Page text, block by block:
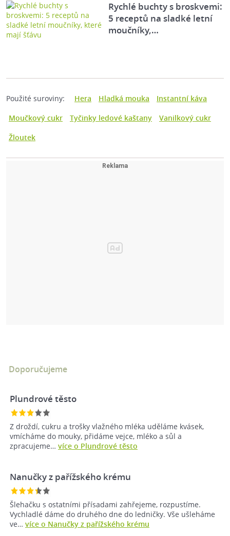
Rychlé buchty s broskvemi:
5 receptů na sladké letní
moučníky,…
Použité suroviny: Hera Hladká mouka
Instantní káva
Moučkový cukr
Tyčinky ledové kaštany
Vanilkový cukr
Žloutek
Doporučujeme
Plundrové těsto
Z droždí, cukru a trošky vlažného mléka uděláme kvásek,
vmícháme do mouky, přidáme vejce, mléko a sůl a
zpracujeme… více o Plundrové těsto
Nanučky z pařížského krému
Šlehačku s ostatními přísadami zahřejeme, rozpustíme.
Vychladlé dáme do druhého dne do ledničky. Vše ušleháme
ve… více o Nanučky z pařížského krému